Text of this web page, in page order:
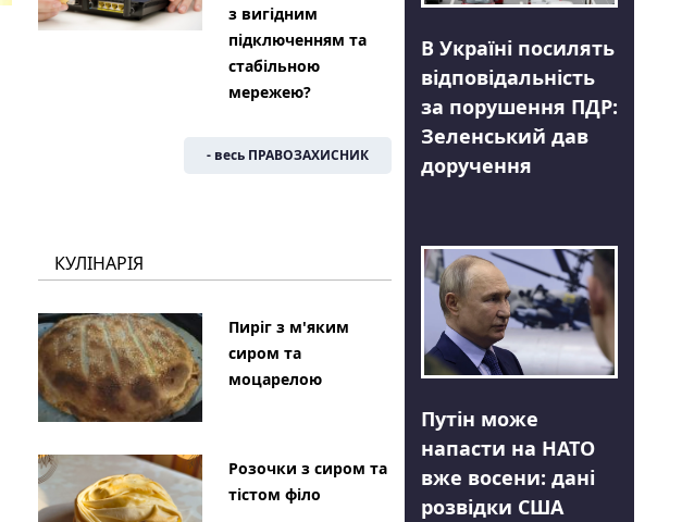
з вигідним
підключенням та
стабільною
мережею?
- весь ПРАВОЗАХИСНИК
КУЛІНАРІЯ
Пиріг з м'яким
сиром та
моцарелою
Розочки з сиром та
тістом філо
В Україні посилять
відповідальність
за порушення ПДР:
Зеленський дав
доручення
Путін може
напасти на НАТО
вже восени: дані
розвідки США